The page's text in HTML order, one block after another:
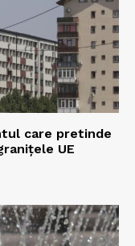
care pretinde
UE